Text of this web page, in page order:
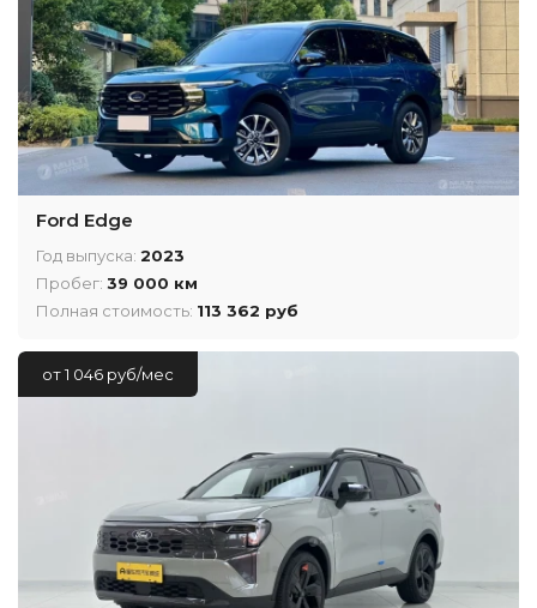
Ford Edge
Год выпуска: 2023
Пробег: 39 000 км
Полная стоимость: 113 362 руб
от 1 046 руб/мес